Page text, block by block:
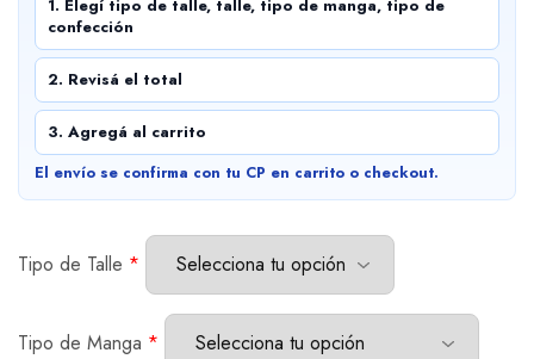
1. Elegí tipo de talle, talle, tipo de manga, tipo de
confección
2. Revisá el total
3. Agregá al carrito
El envío se confirma con tu CP en carrito o checkout.
Tipo de Talle *
Tipo de Manga *